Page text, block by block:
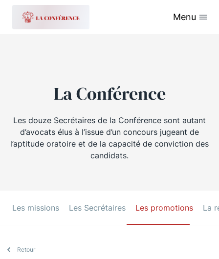
Menu
La Conférence
Les douze Secrétaires de la Conférence sont autant
d’avocats élus à l’issue d’un concours jugeant de
l’aptitude oratoire et de la capacité de conviction des
candidats.
Les missions Les Secrétaires Les promotions La
Retour